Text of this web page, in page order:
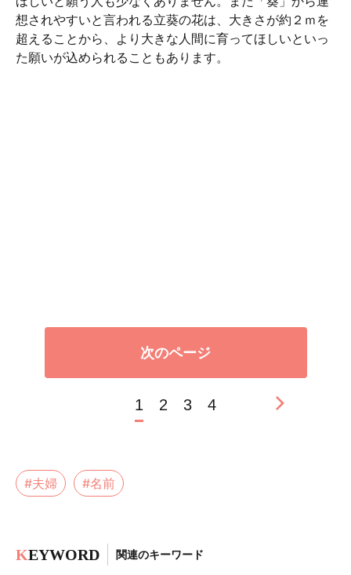
想されやすいと言われる立葵の花は、大きさが約２ｍを
超えることから、より大きな人間に育ってほしいといっ
た願いが込められることもあります。
次のページ
1 2 3 4
#夫婦 #名前
KEYWORD 関連のキーワード